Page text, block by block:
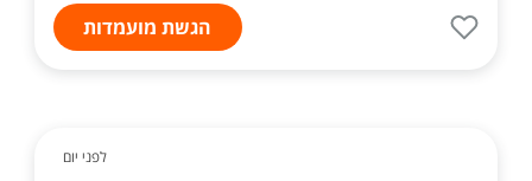
הגשת מועמדות
לפני יום